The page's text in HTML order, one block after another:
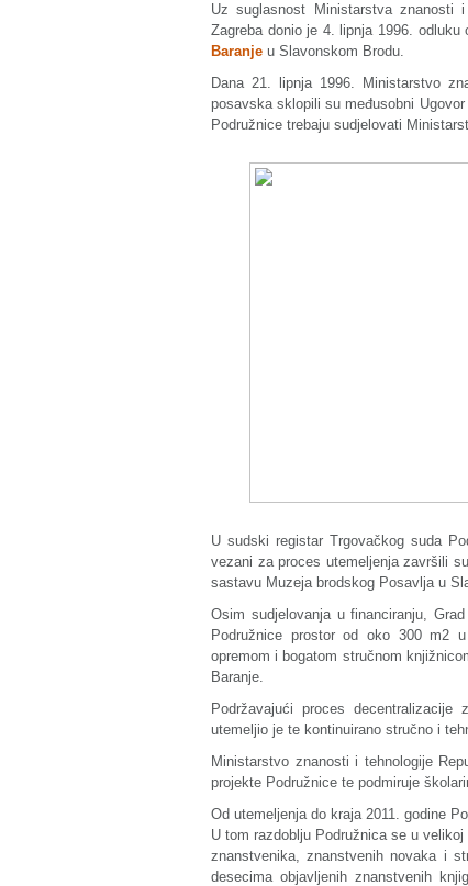
Uz suglasnost Ministarstva znanosti
Zagreba donio je 4. lipnja 1996. odluku
Baranje u Slavonskom Brodu.
Dana 21. lipnja 1996. Ministarstvo
posavska sklopili su međusobni
Podružnice trebaju sudjelovati
U sudski registar Trgovačkog suda
vezani za proces utemeljenja završili
sastavu Muzeja brodskog Posavlja u
Osim sudjelovanja u financiranju,
Podružnice prostor od oko 300 m2
opremom i bogatom stručnom
Baranje.
Podržavajući proces
utemeljio je te kontinuirano stručno i
Ministarstvo znanosti i tehnologije
projekte Podružnice te podmiruje
Od utemeljenja do kraja 2011. godine
U tom razdoblju Podružnica se u
znanstvenika, znanstvenih novaka i
desecima objavljenih znanstvenih